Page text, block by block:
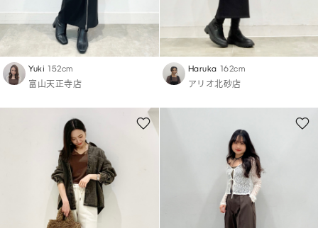
Yuki 152cm
富山天正寺店
Haruka 162cm
アリオ北砂店